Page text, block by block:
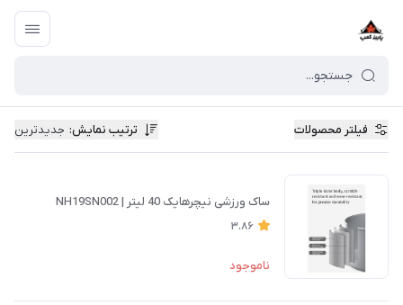
فیلتر محصولات ترتیب نمایش: جدیدترین
ساک ورزشی نیچرهایک 40 لیتر | NH19SN002
3.86
ناموجود